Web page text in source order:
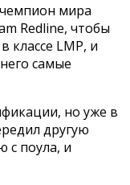
мира
Redline, чтобы
классе LMP, и
самые
но уже в
другую
с поула, и